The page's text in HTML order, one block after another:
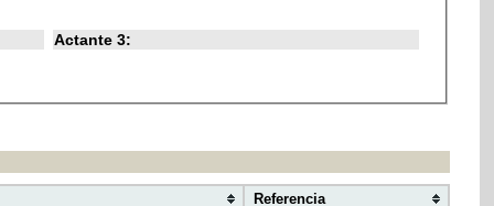
Actante 3:
Referencia